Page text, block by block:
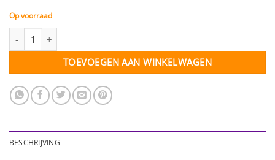
Op voorraad
TOEVOEGEN AAN WINKELWAGEN
BESCHRIJVING